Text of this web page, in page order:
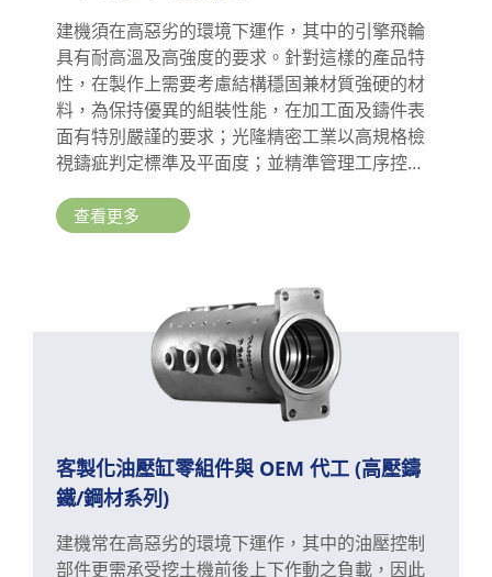
建機須在高惡劣的環境下運作，其中的引擎飛輪
具有耐高溫及高強度的要求。針對這樣的產品特
性，在製作上需要考慮結構穩固兼材質強硬的材
料，為保持優異的組裝性能，在加工面及鑄件表
面有特別嚴謹的要求；光隆精密工業以高規格檢
視鑄疵判定標準及平面度；並精準管理工序控制
查看更多
客製化油壓缸零組件與 OEM 代工 (高壓鑄
鐵/鋼材系列)
建機常在高惡劣的環境下運作，其中的油壓控制
部件更需承受挖土機前後上下作動之負載，因此